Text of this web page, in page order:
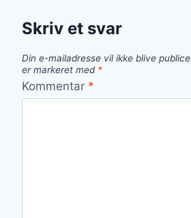
Skriv et svar
Din e-mailadresse vil ikke blive
er markeret med *
Kommentar *